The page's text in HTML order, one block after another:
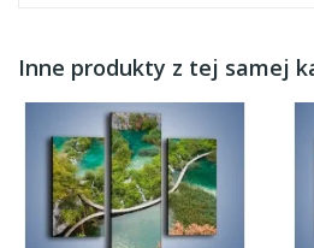
Inne produkty z tej samej